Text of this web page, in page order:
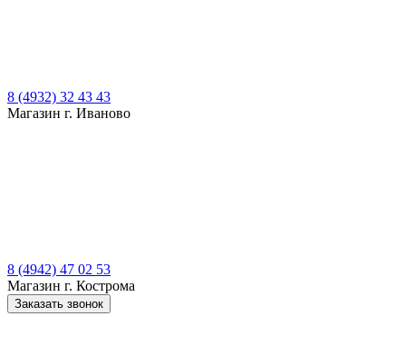
8 (4932) 32 43 43
Магазин г. Иваново
8 (4942) 47 02 53
Магазин г. Кострома
Заказать звонок